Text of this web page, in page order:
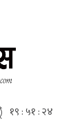
१९ : ५१ : २५